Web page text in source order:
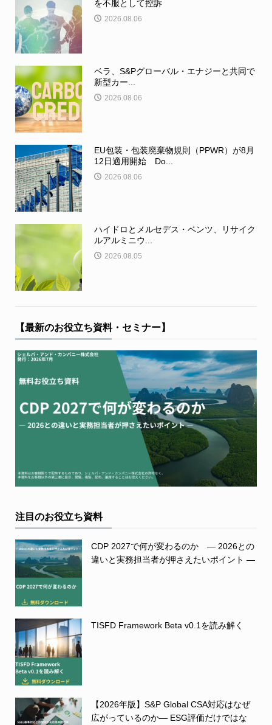
を不服として控訴
2026.08.06
ベラ、S&Pグローバル・エナジーと共同で
新型カー...
2026.08.06
EU包装・包装廃棄物規則（PPWR）が8月
12日適用開始 Do...
2026.08.06
ハイドロとメルセデス・ベンツ、リサイク
ルアルミニウ...
2026.08.05
【最新のお役立ち資料・セミナー】
注目のお役立ち資料
CDP 2027で何が変わるのか ― 2026との
違いと実務担当者が押さえたいポイント ―
TISFD Framework Beta v0.1を読み解く
【2026年版】S&P Global CSA対応はなぜ
広がっているのか― ESG評価だけではな